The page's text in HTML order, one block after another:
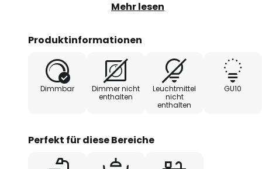
diesem Grund passt die
schlichte Design und die
modern.
Mehr lesen
Produktinformationen
Dimmbar
Dimmer nicht
enthalten
Leuchtmittel
nicht
enthalten
GU10
Perfekt für diese Bereiche